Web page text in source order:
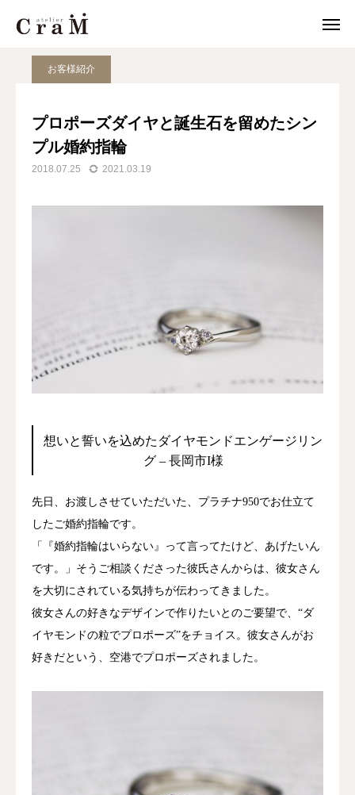
JOURNAL プロポーズダイヤと誕生石を留めたシンプル婚約指輪
お客様紹介
プロポーズダイヤと誕生石を留めたシン
プル婚約指輪
2018.07.25 2021.03.19
想いと誓いを込めたダイヤモンドエンゲージリン
グ – 長岡市I様
先日、お渡しさせていただいた、プラチナ950でお仕立て
したご婚約指輪です。
「『婚約指輪はいらない』って言ってたけど、あげたいん
です。」そうご相談くださった彼氏さんからは、彼女さん
を大切にされている気持ちが伝わってきました。
彼女さんの好きなデザインで作りたいとのご要望で、“ダ
イヤモンドの粒でプロポーズ”をチョイス。彼女さんがお
好きだという、空港でプロポーズされました。
LINE
CraMについて
ジャーナル
オンライン